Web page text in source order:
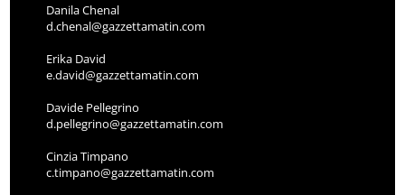
Danila Chenal
d.chenal@gazzettamatin.com
Erika David
e.david@gazzettamatin.com
Davide Pellegrino
d.pellegrino@gazzettamatin.com
Cinzia Timpano
c.timpano@gazzettamatin.com